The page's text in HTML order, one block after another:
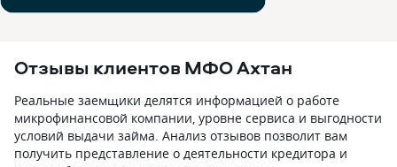
Отзывы клиентов МФО Ахтан
Реальные заемщики делятся информацией о работе
микрофинансовой компании, уровне сервиса и выгодности
условий выдачи займа. Анализ отзывов позволит вам
получить представление о деятельности кредитора и